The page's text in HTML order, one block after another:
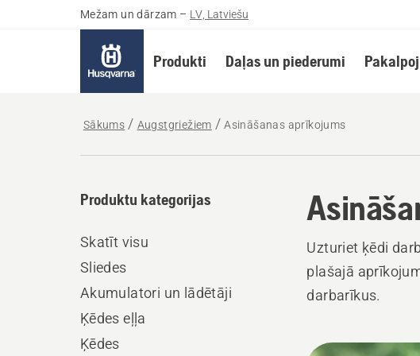
Mežam un dārzam – LV, Latviešu
Produkti Daļas un piederumi
Sākums Augstgriežiem Asināšanas aprīkojums
Produktu kategorijas
Skatīt visu
Sliedes
Akumulatori un lādētāji
Ķēdes eļļa
Ķēdes
Uzturiet ķēdi
plašajā
darbarīkus.